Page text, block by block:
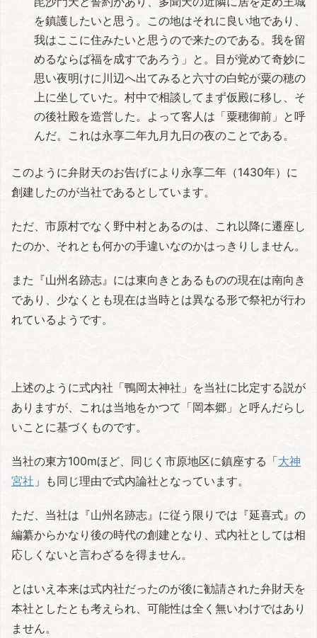
を鎮護したいと思う。この地はそれに良い地であり、
我はここに住みたいと思うので来たのである。我を留
めるならば福を成すであろう」と。目が覚めて奇妙に
思い夜明けに川辺へ出てみると六寸の白蛇が粟の穂の
上に坐していた。村中で相談してまず仮殿に移し、そ
の後社殿を造営した。よって客人は「粟穂御前」と呼
んだ。これは永享二年九月九日の夜のことである。
このように弁財天のお告げにより永享二年（1430年）に
創建したのが当社であるとしています。
ただ、市原村でなく野中村とあるのは、これ以降に遷座し
たのか、それとも何かの手違いなのかはっきりしません。
また『山州名跡志』には東向きとあるものの現在は南向き
であり、少なくとも現在は当時とは異なる形で祭祀が行わ
れているようです。
上述のように式内社「鴨岡太神社」を当社に比定する説が
ありますが、これは当地をかつて「岡本郷」と呼んだらし
いことに基づくものです。
当社の東方100mほど、同じく市原地区に鎮座する「大神
宮社 」も同じ理由で式内論社となっています。
ただ、当社は『山州名跡志』に従う限りでは『延喜式』の
編纂からかなり後の時代の創建となり、式内社としては相
応しくないと言わざるを得ません。
とはいえ本来は式内社だったのが後に勧請された弁財天を
本社としたとも考えられ、可能性は全く無いわけではあり
ません。